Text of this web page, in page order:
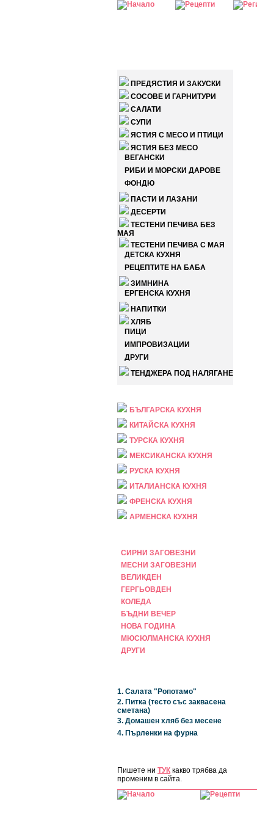
ПРЕДЯСТИЯ И ЗАКУСКИ
СОСОВЕ И ГАРНИТУРИ
САЛАТИ
СУПИ
ЯСТИЯ С МЕСО И ПТИЦИ
ЯСТИЯ БЕЗ МЕСО
ВЕГАНСКИ
РИБИ И МОРСКИ ДАРОВЕ
ФОНДЮ
ПАСТИ И ЛАЗАНИ
ДЕСЕРТИ
ТЕСТЕНИ ПЕЧИВА БЕЗ
МАЯ
ТЕСТЕНИ ПЕЧИВА С МАЯ
ДЕТСКА КУХНЯ
РЕЦЕПТИТЕ НА БАБА
ЗИМНИНА
ЕРГЕНСКА КУХНЯ
НАПИТКИ
ХЛЯБ
ПИЦИ
ИМПРОВИЗАЦИИ
ДРУГИ
ТЕНДЖЕРА ПОД НАЛЯГАНЕ
БЪЛГАРСКА КУХНЯ
КИТАЙСКА КУХНЯ
ТУРСКА КУХНЯ
МЕКСИКАНСКА КУХНЯ
РУСКА КУХНЯ
ИТАЛИАНСКА КУХНЯ
ФРЕНСКА КУХНЯ
АРМЕНСКА КУХНЯ
СИРНИ ЗАГОВЕЗНИ
МЕСНИ ЗАГОВЕЗНИ
ВЕЛИКДЕН
ГЕРГЬОВДЕН
КОЛЕДА
БЪДНИ ВЕЧЕР
НОВА ГОДИНА
МЮСЮЛМАНСКА КУХНЯ
ДРУГИ
1. Салата "Ропотамо"
2. Питка (тесто със заквасена
сметана)
3. Домашен хляб без месене
4. Пърленки на фурна
Пишете ни ТУК какво трябва да
променим в сайта.